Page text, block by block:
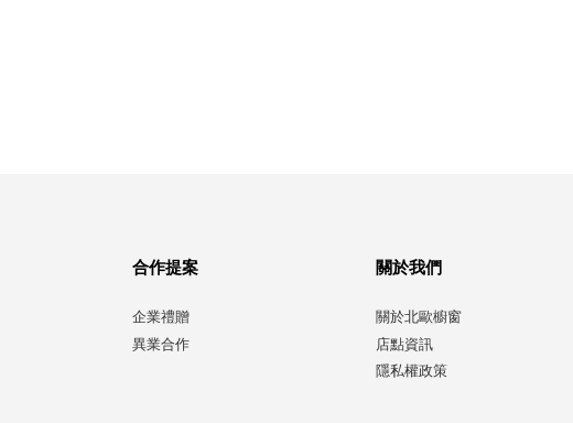
合作提案
企業禮贈
異業合作
關於我們
關於北歐櫥窗
店點資訊
隱私權政策